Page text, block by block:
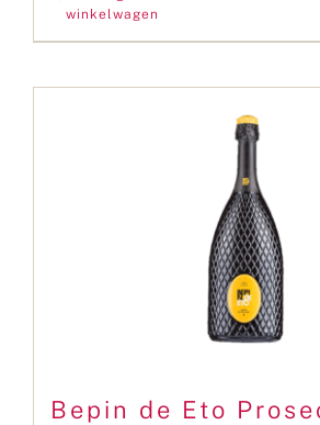
winkelwagen
Bepin de Eto